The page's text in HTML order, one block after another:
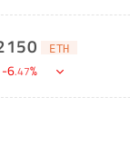
ETH
-6.47%